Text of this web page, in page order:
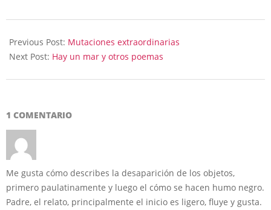
10-
13
Previous Post: Mutaciones extraordinarias
Next Post: Hay un mar y otros poemas
1 COMENTARIO
Me gusta cómo describes la desaparición de los objetos,
primero paulatinamente y luego el cómo se hacen humo negro.
Padre, el relato, principalmente el inicio es ligero, fluye y gusta.